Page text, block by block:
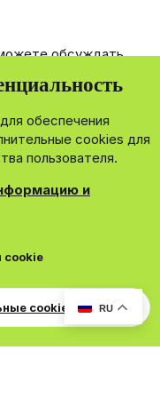
RU
обсуждать,
Поддержка
Условия и правила
S
для обеспечения
cookies для
пользователя.
и
cookie
cookie